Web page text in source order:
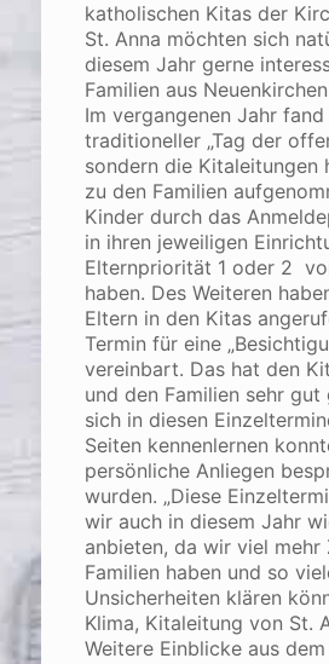
katholischen Kitas der
St. Anna möchten sich
diesem Jahr gerne
Familien aus
Im vergangenen Jahr fand
traditioneller „Tag der
sondern die Kitaleitungen
zu den Familien
Kinder durch das
in ihren jeweiligen
Elternpriorität 1 oder 2
haben. Des Weiteren
Eltern in den Kitas
Termin für eine
vereinbart. Das hat den
und den Familien sehr gut
sich in diesen
Seiten kennenlernen
persönliche Anliegen
wurden. „Diese
wir auch in diesem Jahr
anbieten, da wir viel mehr
Familien haben und so
Unsicherheiten klären
Klima, Kitaleitung von St.
Weitere Einblicke aus